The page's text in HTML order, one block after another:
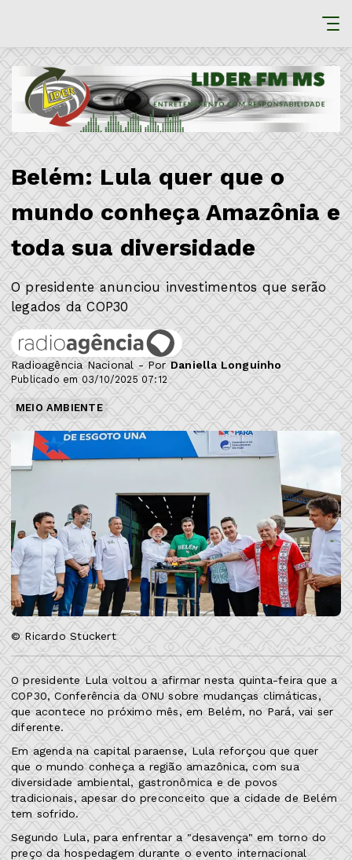
Belém: Lula quer que o
mundo conheça Amazônia e
toda sua diversidade
O presidente anunciou investimentos que serão
legados da COP30
Radioagência Nacional - PorDaniella Longuinho
Publicado em 03/10/2025 07:12
MEIO AMBIENTE
© Ricardo Stuckert
O presidente Lula voltou a afirmar nesta quinta-feira que a
COP30, Conferência da ONU sobre mudanças climáticas,
que acontece no próximo mês, em Belém, no Pará, vai ser
diferente.
Em agenda na capital paraense, Lula reforçou que quer
que o mundo conheça a região amazônica, com sua
diversidade ambiental, gastronômica e de povos
tradicionais, apesar do preconceito que a cidade de Belém
tem sofrido.
Segundo Lula, para enfrentar a "desavença" em torno do
preço da hospedagem durante o evento internacional